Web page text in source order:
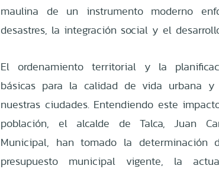
maulina de un instrumento moderno
desastres, la integración social y el
El ordenamiento territorial y la
básicas para la calidad de vida urbana
nuestras ciudades. Entendiendo este
población, el alcalde de Talca, Juan
Municipal, han tomado la determinación
presupuesto municipal vigente, la